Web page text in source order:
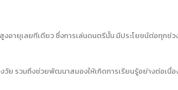
อายุเลยทีเดียว ซึ่งการเล่นดนตรีนั้น มีประโยชน์ต่อทุกช่
รวมถึงช่วยพัฒนาสมองให้เกิดการเรียนรู้อย่างต่อเนื่อ